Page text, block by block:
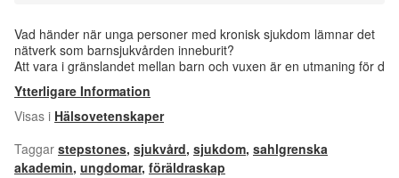
Vad händer när unga personer med kronisk sjukdom lämnar det
nätverk som barnsjukvården inneburit?
Att vara i gränslandet mellan barn och vuxen är en utmaning för d
Ytterligare Information
Visas i Hälsovetenskaper
Taggar stepstones, sjukvård, sjukdom, sahlgrenska
akademin, ungdomar, föräldraskap